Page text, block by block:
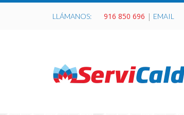
LLÁMANOS: 916 850 696 | EMAIL